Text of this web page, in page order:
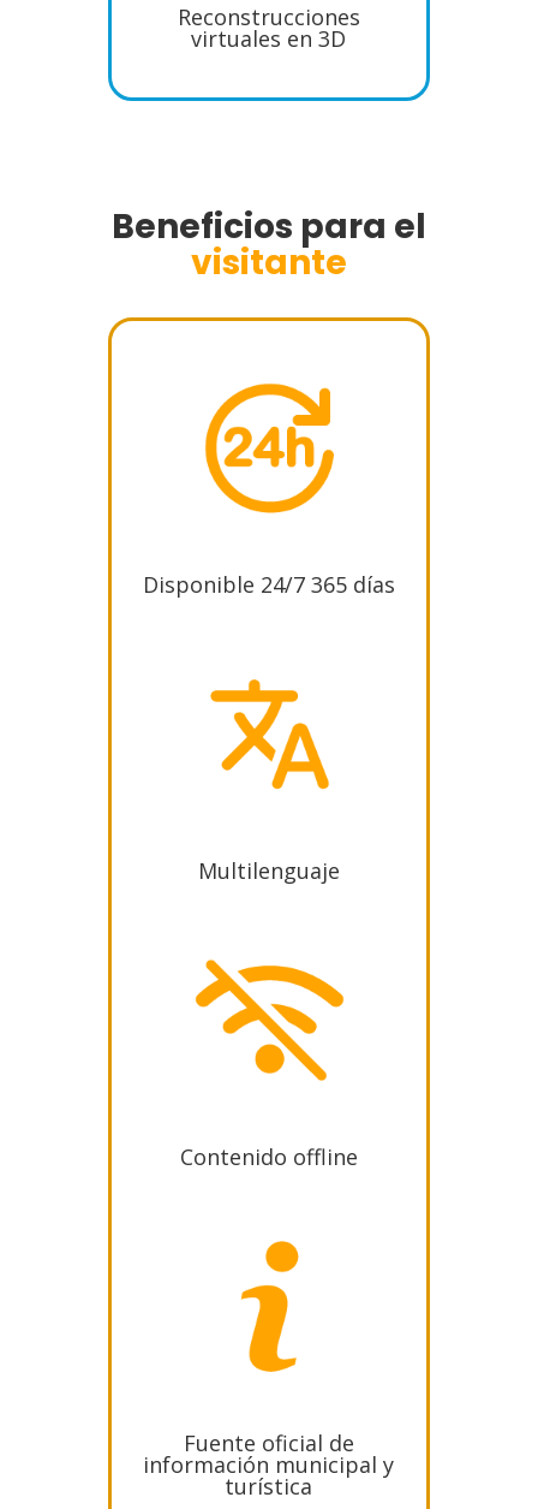
Reconstrucciones
virtuales en 3D
Beneficios para el
visitante
Disponible 24/7 365 días
Multilenguaje
Contenido offline
Fuente oficial de
información municipal y
turística